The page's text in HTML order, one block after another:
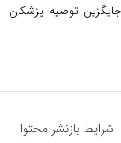
توصیه پزشکان
شرایط بازنشر محتوا